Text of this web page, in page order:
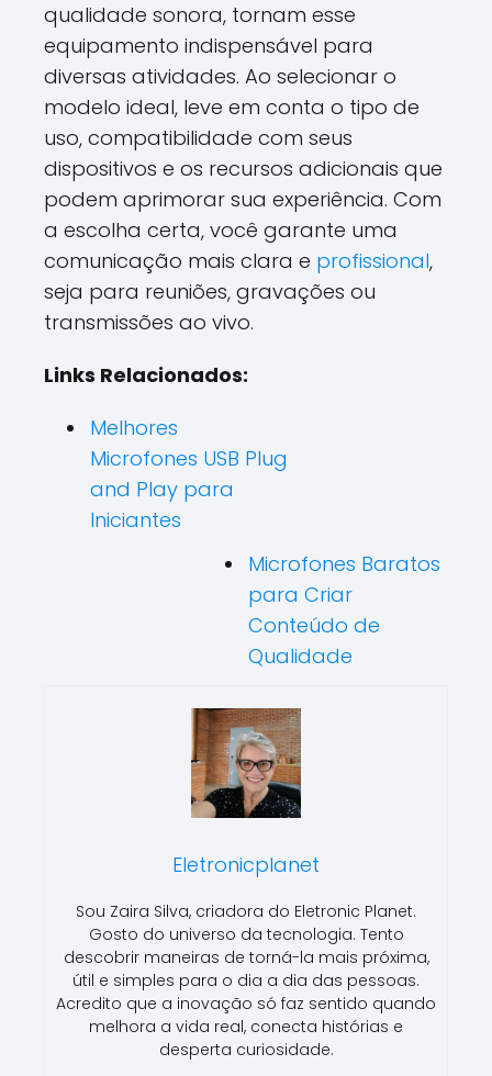
qualidade sonora, tornam esse
equipamento indispensável para
diversas atividades. Ao selecionar o
modelo ideal, leve em conta o tipo de
uso, compatibilidade com seus
dispositivos e os recursos adicionais que
podem aprimorar sua experiência. Com
a escolha certa, você garante uma
comunicação mais clara e profissional,
seja para reuniões, gravações ou
transmissões ao vivo.
Links Relacionados:
Melhores
Microfones USB Plug
and Play para
Iniciantes
Microfones Baratos
para Criar
Conteúdo de
Qualidade
Eletronicplanet
Sou Zaira Silva, criadora do Eletronic Planet.
Gosto do universo da tecnologia. Tento
descobrir maneiras de torná-la mais próxima,
útil e simples para o dia a dia das pessoas.
Acredito que a inovação só faz sentido quando
melhora a vida real, conecta histórias e
desperta curiosidade.